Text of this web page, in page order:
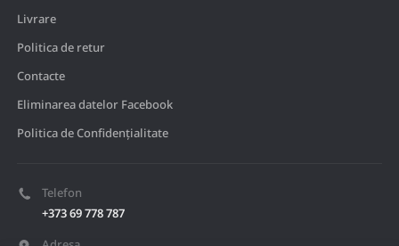
Telefon
+373 69 778 787
Livrare
Politica de retur
Contacte
Eliminarea datelor Facebook
Politica de Confidențialitate